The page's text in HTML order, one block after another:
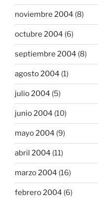
noviembre 2004 (8)
octubre 2004 (6)
septiembre 2004 (8)
agosto 2004 (1)
julio 2004 (5)
junio 2004 (10)
mayo 2004 (9)
abril 2004 (11)
marzo 2004 (16)
febrero 2004 (6)